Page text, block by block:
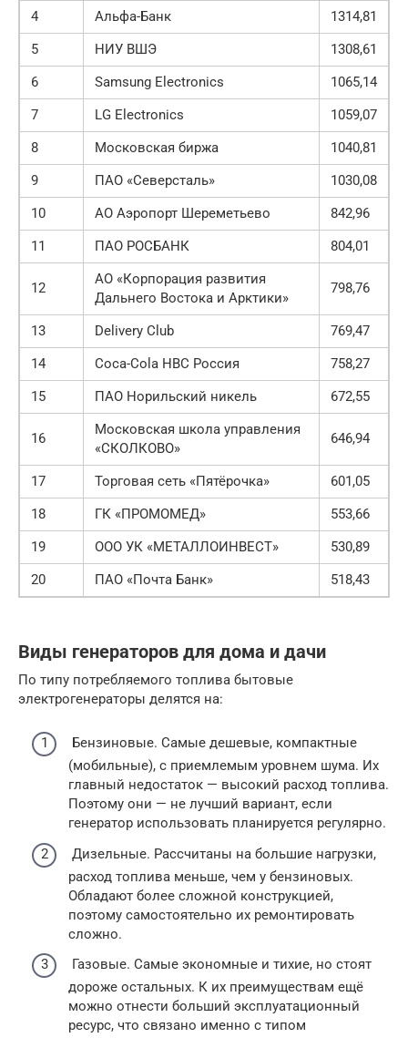
4
Альфа-Банк
1314,81
5
НИУ ВШЭ
1308,61
6
Samsung Electronics
1065,14
7
LG Electronics
1059,07
8
Московская биржа
1040,81
9
ПАО «Северсталь»
1030,08
10
АО Аэропорт Шереметьево
842,96
11
ПАО РОСБАНК 804,01
12
АО «Корпорация развития
Дальнего Востока и Арктики»
798,76
13 Delivery Club
769,47
14
Coca-Cola HBC Россия
758,27
15
ПАО Норильский никель 672,55
16
Московская школа управления
«СКОЛКОВО»
646,94
17 Торговая сеть «Пятёрочка»
601,05
18
ГК «ПРОМОМЕД»
553,66
19
ООО УК «МЕТАЛЛОИНВЕСТ»
530,89
20
ПАО «Почта Банк» 518,43
Виды генераторов для дома и дачи
По типу потребляемого топлива бытовые
электрогенераторы делятся на:
Бензиновые. Самые дешевые, компактные
(мобильные), с приемлемым уровнем шума. Их
главный недостаток — высокий расход топлива.
Поэтому они — не лучший вариант, если
генератор использовать планируется регулярно.
Дизельные. Рассчитаны на большие нагрузки,
расход топлива меньше, чем у бензиновых.
Обладают более сложной конструкцией,
поэтому самостоятельно их ремонтировать
сложно.
Газовые. Самые экономные и тихие, но стоят
дороже остальных. К их преимуществам ещё
можно отнести больший эксплуатационный
ресурс, что связано именно с типом